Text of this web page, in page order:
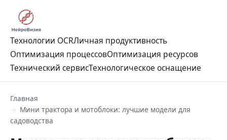
Технологии OCRЛичная продуктивность
Оптимизация процессовОптимизация ресурсов
Технический сервисТехнологическое оснащение
Главная
Мини трактора и мотоблоки: лучшие модели для
садоводства